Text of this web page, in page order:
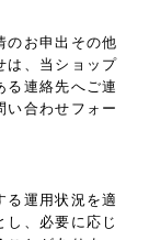
のお申出その他
は、当ショップ
る連絡先へご連
い合わせフォー
る運用状況を適
し、必要に応じ